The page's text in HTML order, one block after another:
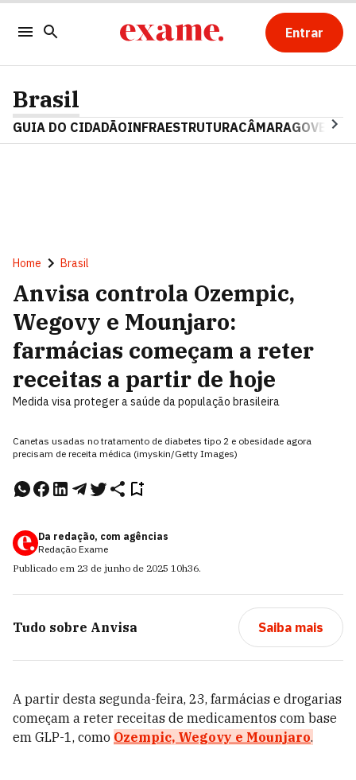
Entrar
Brasil
GUIA DO CIDADÃOINFRAESTRUTURACÂMARAGOVERNO
Home Brasil
Anvisa controla Ozempic,
Wegovy e Mounjaro:
farmácias começam a reter
receitas a partir de hoje
Medida visa proteger a saúde da população brasileira
Canetas usadas no tratamento de diabetes tipo 2 e obesidade agora
precisam de receita médica (imyskin/Getty Images)
Da redação, com agências
Redação Exame
Publicado em 23 de junho de 2025 10h36.
Tudo sobre Anvisa Saiba mais
A partir desta segunda-feira, 23, farmácias e drogarias
começam a reter receitas de medicamentos com base
em GLP-1, como Ozempic, Wegovy e Mounjaro.